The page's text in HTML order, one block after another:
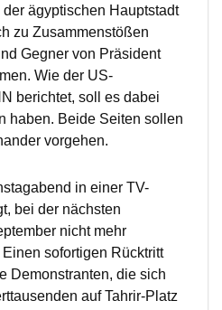
ägyptischen Hauptstadt
zu Zusammenstößen
Gegner von Präsident
Wie der US-
berichtet, soll es dabei
haben. Beide Seiten sollen
vorgehen.
in einer TV-
bei der nächsten
nicht mehr
sofortigen Rücktritt
Demonstranten, die sich
auf Tahrir-Platz